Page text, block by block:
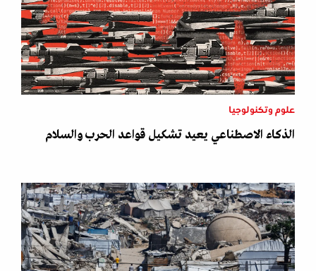
علوم وتكنولوجيا
الذكاء الاصطناعي يعيد تشكيل قواعد الحرب والسلام